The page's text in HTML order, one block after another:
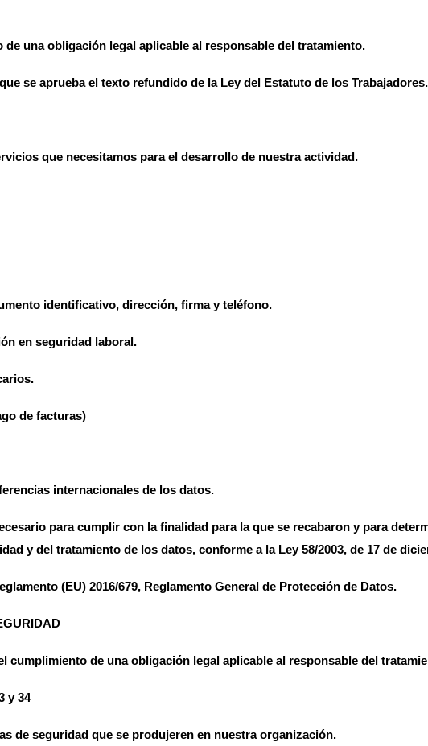
una obligación legal aplicable al responsable del tratamiento.
se aprueba el texto refundido de la Ley del Estatuto de los Trabajadores.
que necesitamos para el desarrollo de nuestra actividad.
identificativo, dirección, firma y teléfono.
en seguridad laboral.
de facturas)
internacionales de los datos.
para cumplir con la finalidad para la que se recabaron y para
y del tratamiento de los datos, conforme a la Ley 58/2003, de 17 de
(EU) 2016/679, Reglamento General de Protección de Datos.
cumplimiento de una obligación legal aplicable al responsable del
y 34
de seguridad que se produjeren en nuestra organización.